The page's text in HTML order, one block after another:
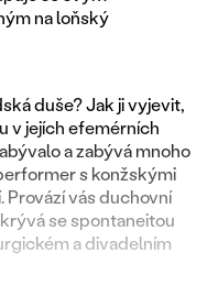
na loňský
duše? Jak ji vyjevit,
v jejích efemérních
a zabývá mnoho
s konžskými
vás duchovní
se spontaneitou
a divadelním